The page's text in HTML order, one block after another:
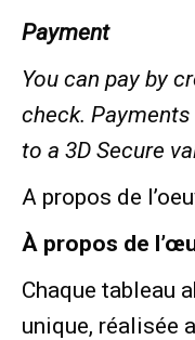
Payment
You can pay by
check.
to a 3D Secure
A propos de
À propos de
Chaque tableau
unique, réalisée